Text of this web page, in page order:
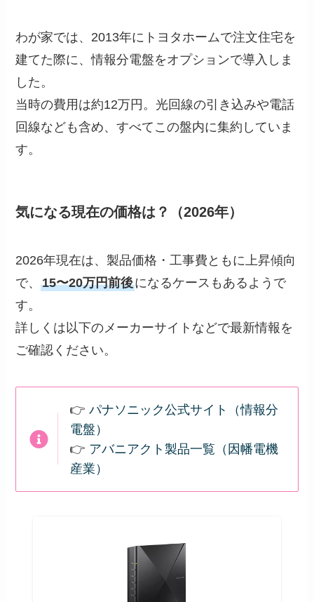
わが家では、2013年にトヨタホームで注文住宅を
建てた際に、情報分電盤をオプションで導入しま
した。
当時の費用は約12万円。光回線の引き込みや電話
回線なども含め、すべてこの盤内に集約していま
す。
気になる現在の価格は？（2026年）
2026年現在は、製品価格・工事費ともに上昇傾向
で、15〜20万円前後になるケースもあるようで
す。
詳しくは以下のメーカーサイトなどで最新情報を
ご確認ください。
👉 パナソニック公式サイト（情報分
電盤）
👉 アバニアクト製品一覧（因幡電機
産業）